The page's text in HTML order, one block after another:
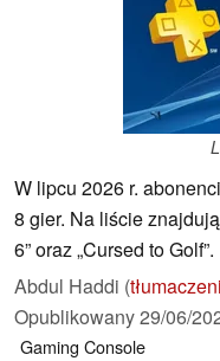
W lipcu 2026 r.
8 gier. Na liście
6” oraz „Cursed to Golf”.
Abdul Haddi (
Opublikowany29/06/
Gaming Console